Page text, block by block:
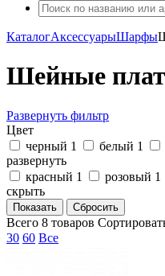
КаталогАксессуарыШарфы
Шейные
Развернуть фильтр
Цвет
черный 1 белый 1
развернуть
красный 1 розовый 1
скрыть
Всего 8 товаров
30 60 Все